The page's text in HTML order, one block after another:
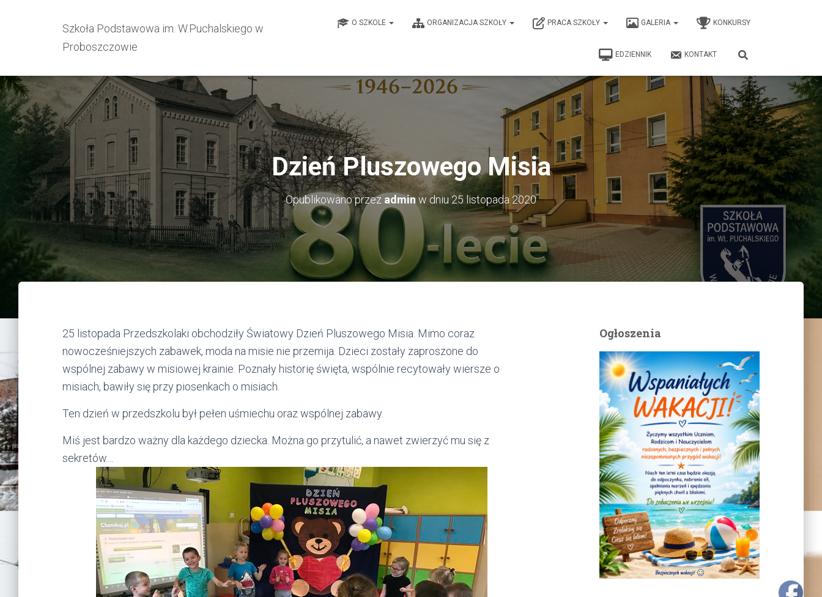
Szkoła Podstawowa im. W.Puchalskiego w
Proboszczowie
O SZKOLE ORGANIZACJA SZKOŁY PRACA SZKOŁY GALERIA KONKURSY
EDZIENNIK KONTAKT
Dzień Pluszowego Misia
Opublikowano przez admin w dniu25 listopada 2020
25 listopada Przedszkolaki obchodziły Światowy Dzień Pluszowego Misia. Mimo coraz
nowocześniejszych zabawek, moda na misie nie przemija. Dzieci zostały zaproszone do
wspólnej zabawy w misiowej krainie. Poznały historię święta, wspólnie recytowały wiersze o
misiach, bawiły się przy piosenkach o misiach.
Ten dzień w przedszkolu był pełen uśmiechu oraz wspólnej zabawy.
Miś jest bardzo ważny dla każdego dziecka. Można go przytulić, a nawet zwierzyć mu się z
sekretów…
Ogłoszenia